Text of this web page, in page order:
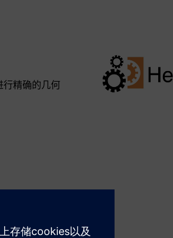
行精确的几何